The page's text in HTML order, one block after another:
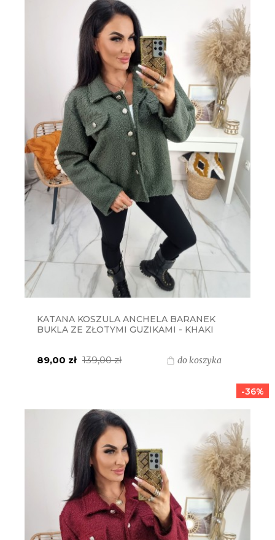
KATANA KOSZULA ANCHELA BARANEK
BUKLA ZE ZŁOTYMI GUZIKAMI - KHAKI
89,00 zł 139,00 zł do koszyka
-36%